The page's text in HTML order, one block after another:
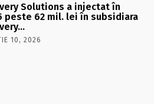
Solutions a injectat în
peste 62 mil. lei în subsidiara
10, 2026